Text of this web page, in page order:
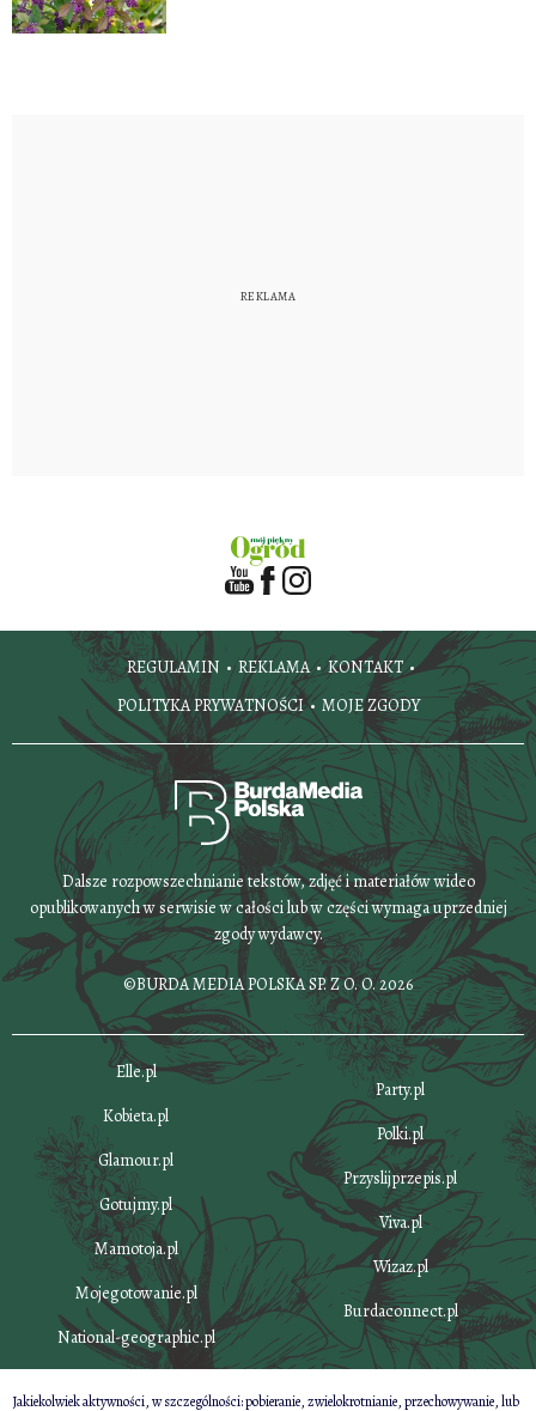
REGULAMIN REKLAMA
KONTAKT
POLITYKA PRYWATNOŚCI
MOJE ZGODY
Dalsze rozpowszechnianie tekstów, zdjęć i materiałów wideo
opublikowanych w serwisie w całości lub w części wymaga uprzedniej
zgody wydawcy.
©BURDA MEDIA POLSKA SP. Z O. O. 2026
Elle.pl
Kobieta.pl
Glamour.pl
Gotujmy.pl
Mamotoja.pl
Mojegotowanie.pl
National-geographic.pl
Party.pl
Polki.pl
Przyslijprzepis.pl
Viva.pl
Wizaz.pl
Burdaconnect.pl
Jakiekolwiek aktywności, w szczególności: pobieranie, zwielokrotnianie, przechowywanie, lub